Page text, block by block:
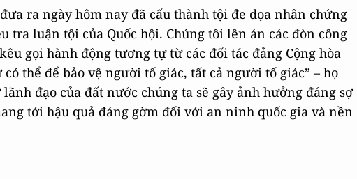
ra ngày hôm nay đã cấu thành tội đe dọa nhân chứng
tra luận tội của Quốc hội. Chúng tôi lên án các đòn công
gọi hành động tương tự từ các đối tác đảng Cộng hòa
thể để bảo vệ người tố giác, tất cả người tố giác” – họ
đạo của đất nước chúng ta sẽ gây ảnh hưởng đáng sợ
tới hậu quả đáng gờm đối với an ninh quốc gia và nền